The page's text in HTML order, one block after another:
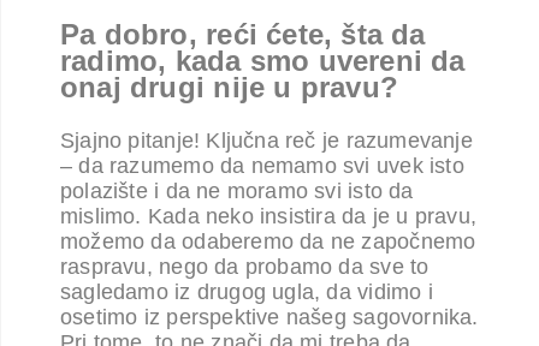
Pa dobro, reći ćete, šta da
radimo, kada smo uvereni da
onaj drugi nije u pravu?
Sjajno pitanje! Ključna reč je razumevanje
– da razumemo da nemamo svi uvek isto
polazište i da ne moramo svi isto da
mislimo. Kada neko insistira da je u pravu,
možemo da odaberemo da ne započnemo
raspravu, nego da probamo da sve to
sagledamo iz drugog ugla, da vidimo i
osetimo iz perspektive našeg sagovornika.